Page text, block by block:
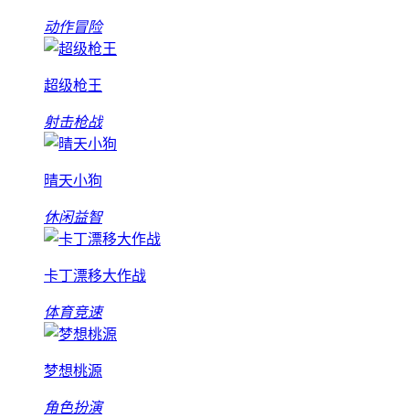
动作冒险
超级枪王
射击枪战
晴天小狗
休闲益智
卡丁漂移大作战
体育竞速
梦想桃源
角色扮演